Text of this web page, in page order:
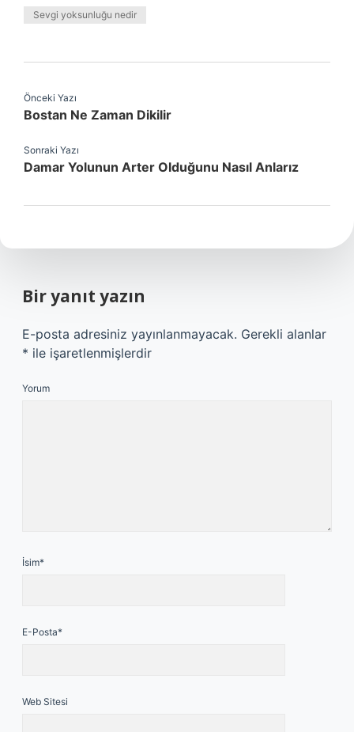
Sevgi yoksunluğu nedir
Önceki Yazı
Bostan Ne Zaman Dikilir
Sonraki Yazı
Damar Yolunun Arter Olduğunu Nasıl Anlarız
Bir yanıt yazın
E-posta adresiniz yayınlanmayacak. Gerekli alanlar
* ile işaretlenmişlerdir
Yorum
İsim*
E-Posta*
Web Sitesi